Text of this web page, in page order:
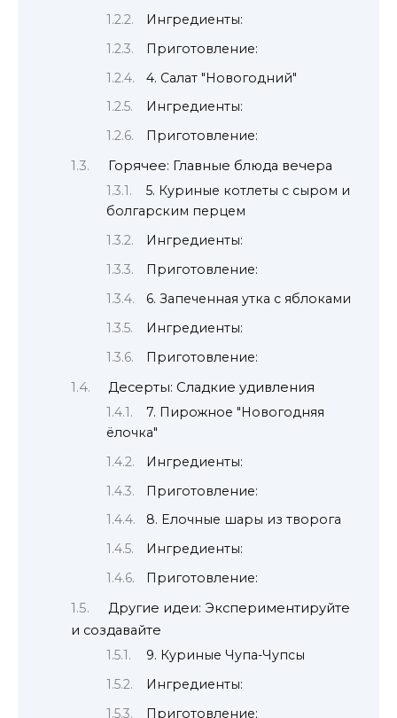
Ингредиенты:
Приготовление:
4. Салат "Новогодний"
Ингредиенты:
Приготовление:
Горячее: Главные блюда вечера
5. Куриные котлеты с сыром и
болгарским перцем
Ингредиенты:
Приготовление:
6. Запеченная утка с яблоками
Ингредиенты:
Приготовление:
Десерты: Сладкие удивления
7. Пирожное "Новогодняя
ёлочка"
Ингредиенты:
Приготовление:
8. Елочные шары из творога
Ингредиенты:
Приготовление:
Другие идеи: Экспериментируйте
и создавайте
9. Куриные Чупа-Чупсы
Ингредиенты:
Приготовление: